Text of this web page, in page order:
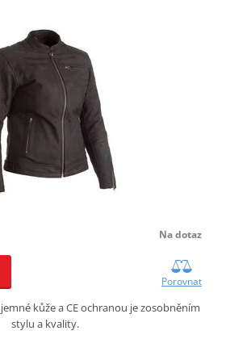
Na dotaz
Porovnat
kůže a CE ochranou je zosobněním
stylu a kvality.